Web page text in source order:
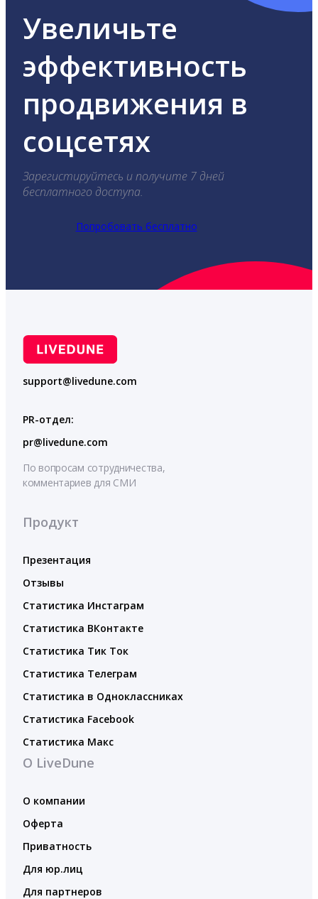
Увеличьте
эффективность
продвижения в
соцсетях
Зарегистируйтесь и получите 7 дней
бесплатного доступа.
Попробовать бесплатно
support@livedune.com
PR-отдел:
pr@livedune.com
По вопросам сотрудничества,
комментариев для СМИ
Продукт
Презентация
Отзывы
Статистика Инстаграм
Статистика ВКонтакте
Статистика Тик Ток
Статистика Телеграм
Статистика в Одноклассниках
Статистика Facebook
Статистика Макс
О LiveDune
О компании
Оферта
Приватность
Для юр.лиц
Для партнеров